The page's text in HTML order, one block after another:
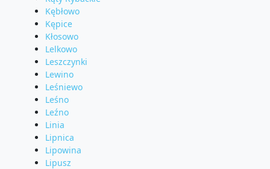
Kębłowo
Kępice
Kłosowo
Lelkowo
Leszczynki
Lewino
Leśniewo
Leśno
Leźno
Linia
Lipnica
Lipowina
Lipusz